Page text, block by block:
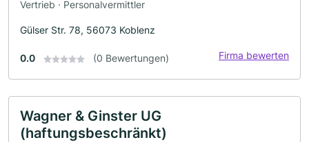
Vertrieb · Personalvermittler
Gülser Str. 78, 56073 Koblenz
0.0 (0 Bewertungen) Firma bewerten
Wagner & Ginster UG
(haftungsbeschränkt)